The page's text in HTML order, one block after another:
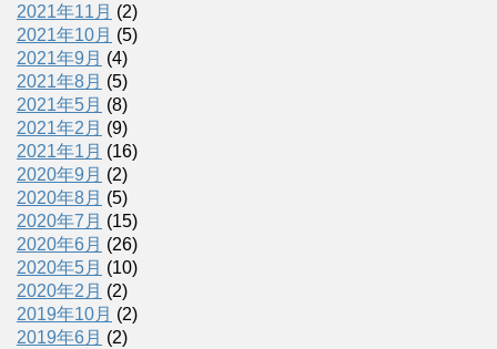
2021年11月 (2)
2021年10月 (5)
2021年9月 (4)
2021年8月 (5)
2021年5月 (8)
2021年2月 (9)
2021年1月 (16)
2020年9月 (2)
2020年8月 (5)
2020年7月 (15)
2020年6月 (26)
2020年5月 (10)
2020年2月 (2)
2019年10月 (2)
2019年6月 (2)